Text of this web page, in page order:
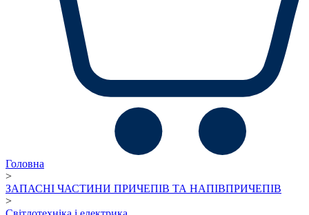
Головна
>
ЗАПАСНІ ЧАСТИНИ ПРИЧЕПІВ ТА НАПІВПРИЧЕПІВ
>